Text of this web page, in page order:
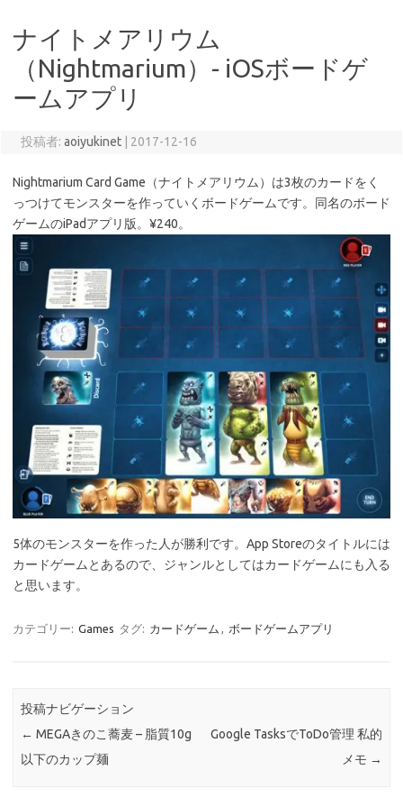
ナイトメアリウム
（Nightmarium）- iOSボードゲ
ームアプリ
投稿者: aoiyukinet 2017-12-16
Nightmarium Card Game（ナイトメアリウム）は3枚のカードをく
っつけてモンスターを作っていくボードゲームです。同名のボード
ゲームのiPadアプリ版。¥240。
5体のモンスターを作った人が勝利です。App Storeのタイトルには
カードゲームとあるので、ジャンルとしてはカードゲームにも入る
と思います。
カテゴリー: Games タグ: カードゲーム , ボードゲームアプリ
投稿ナビゲーション
← MEGAきのこ蕎麦 – 脂質10g
以下のカップ麺
Google TasksでToDo管理 私的
メモ →